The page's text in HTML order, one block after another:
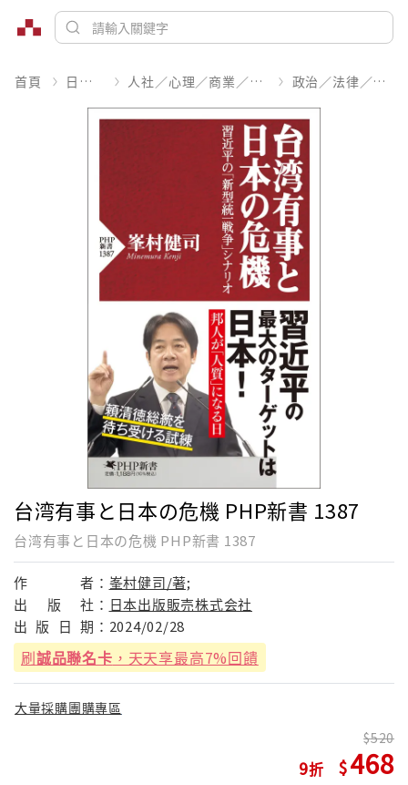
首頁 日文書 人社／心理／商業／其他 政治／法律／社會
台湾有事と日本の危機 PHP新書 1387
台湾有事と日本の危機 PHP新書 1387
作 者： 峯村健司/著;
出
版 社： 日本出版販売株式会社
出 版 日 期： 2024/02/28
刷誠品聯名卡 ，天天享最高7%回饋
大量採購團購專區
9
520
468